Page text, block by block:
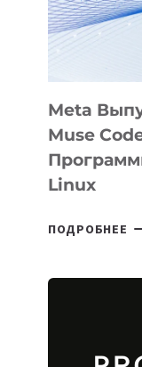
Meta
Muse
Linux
ПОДРОБНЕЕ